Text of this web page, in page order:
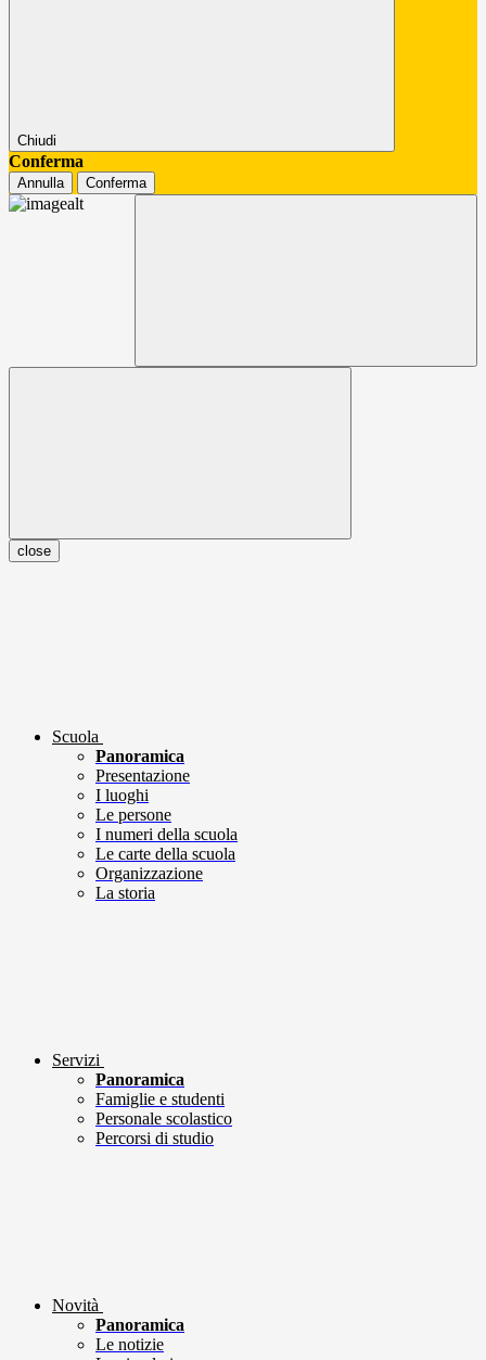
Chiudi
Conferma
Annulla Conferma
close
Scuola
Panoramica
Presentazione
I luoghi
Le persone
I numeri della scuola
Le carte della scuola
Organizzazione
La storia
Servizi
Panoramica
Famiglie e studenti
Personale scolastico
Percorsi di studio
Novità
Panoramica
Le notizie